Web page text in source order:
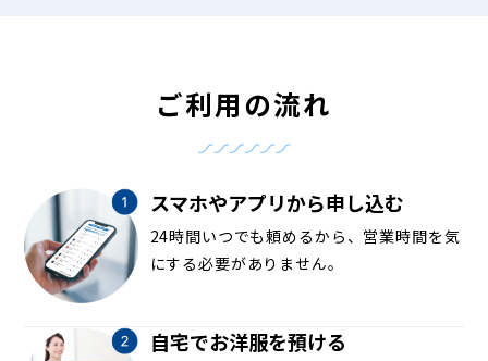
ご利用の流れ
スマホやアプリから申し込む
24時間いつでも頼めるから、営業時間を気
にする必要がありません。
自宅でお洋服を預ける